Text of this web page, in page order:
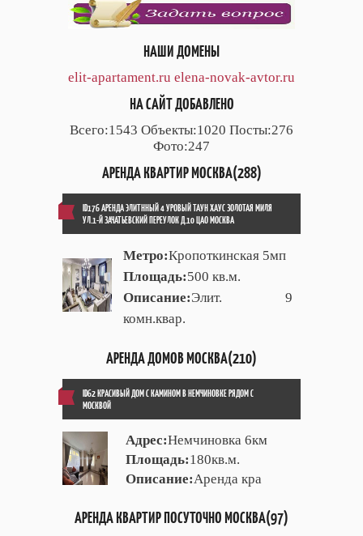
НАШИ ДОМЕНЫ
elit-apartament.ru elena-novak-avtor.ru
НА САЙТ ДОБАВЛЕНО
Всего:1543 Объекты:1020 Посты:276
Фото:247
АРЕНДА КВАРТИР МОСКВА(288)
ID176 АРЕНДА ЭЛИТННЫЙ 4 УРОВЫЙ ТАУН ХАУС ЗОЛОТАЯ МИЛЯ
УЛ.1-Й ЗАЧАТЬЕВСКИЙ ПЕРЕУЛОК Д.10 ЦАО МОСКВА
Метро:Кропоткинская 5мп
Площадь:500 кв.м.
Описание:Элит. 9
комн.квар.
АРЕНДА ДОМОВ МОСКВА(210)
ID62 КРАСИВЫЙ ДОМ С КАМИНОМ В НЕМЧИНОВКЕ РЯДОМ С
МОСКВОЙ
Адрес:Немчиновка 6км
Площадь:180кв.м.
Описание:Аренда кра
АРЕНДА КВАРТИР ПОСУТОЧНО МОСКВА(97)